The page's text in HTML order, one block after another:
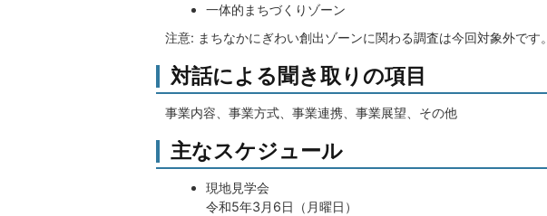
一体的まちづくりゾーン
注意: まちなかにぎわい創出ゾーンに関わる調査は今回対象外です。
対話による聞き取りの項目
事業内容、事業方式、事業連携、事業展望、その他
主なスケジュール
現地見学会
令和5年3月6日（月曜日）